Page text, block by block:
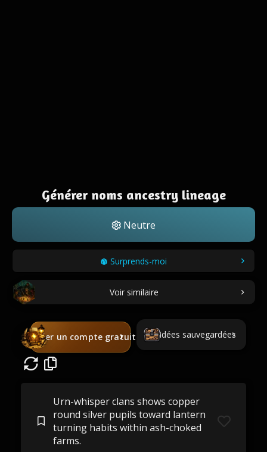
Générer noms ancestry lineage
Neutre
Surprends-moi
Voir similaire
Créer un compte gratuit Idées sauvegardées
Urn-whisper clans shows copper
round silver pupils toward lantern
turning habits within ash-choked
farms.